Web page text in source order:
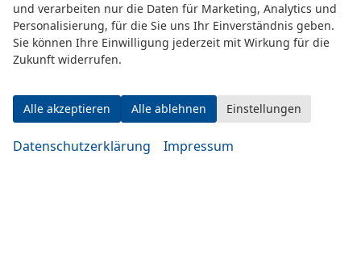
Adresse
und verarbeiten nur die Daten für Marketing, Analytics und
Personalisierung, für die Sie uns Ihr Einverständnis geben.
Sie können Ihre Einwilligung jederzeit mit Wirkung für die
Zukunft widerrufen.
Alle akzeptieren Alle ablehnen Einstellungen
Datenschutzerklärung Impressum